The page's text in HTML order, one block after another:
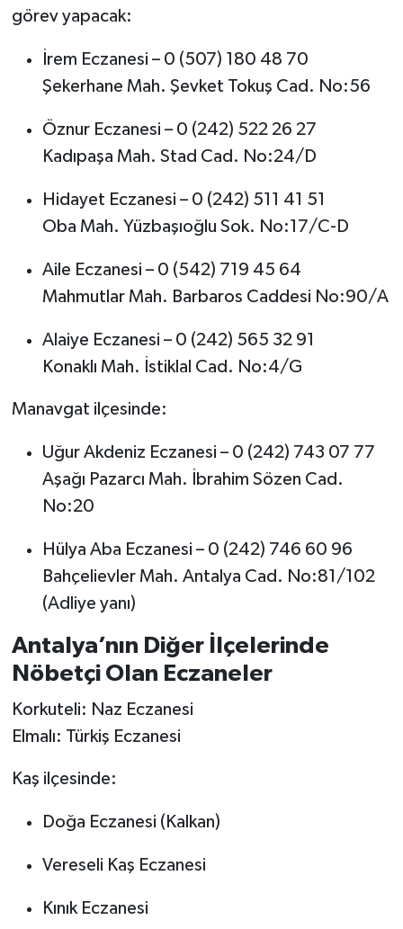
görev yapacak:
İrem Eczanesi – 0 (507) 180 48 70
Şekerhane Mah. Şevket Tokuş Cad. No:56
Öznur Eczanesi – 0 (242) 522 26 27
Kadıpaşa Mah. Stad Cad. No:24/D
Hidayet Eczanesi – 0 (242) 511 41 51
Oba Mah. Yüzbaşıoğlu Sok. No:17/C-D
Aile Eczanesi – 0 (542) 719 45 64
Mahmutlar Mah. Barbaros Caddesi No:90/A
Alaiye Eczanesi – 0 (242) 565 32 91
Konaklı Mah. İstiklal Cad. No:4/G
Manavgat ilçesinde:
Uğur Akdeniz Eczanesi – 0 (242) 743 07 77
Aşağı Pazarcı Mah. İbrahim Sözen Cad.
No:20
Hülya Aba Eczanesi – 0 (242) 746 60 96
Bahçelievler Mah. Antalya Cad. No:81/102
(Adliye yanı)
Antalya’nın Diğer İlçelerinde
Nöbetçi Olan Eczaneler
Korkuteli: Naz Eczanesi
Elmalı: Türkiş Eczanesi
Kaş ilçesinde:
Doğa Eczanesi (Kalkan)
Vereseli Kaş Eczanesi
Kınık Eczanesi